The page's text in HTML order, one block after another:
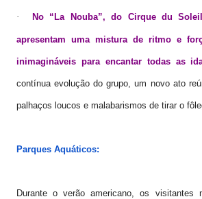
· No “La Nouba”, do Cirque du
apresentam uma mistura de ritmo e
inimagináveis para encantar todas as
contínua evolução do grupo, um novo ato
palhaços loucos e malabarismos de tirar o
Parques Aquáticos:
Durante o verão americano, os visitantes